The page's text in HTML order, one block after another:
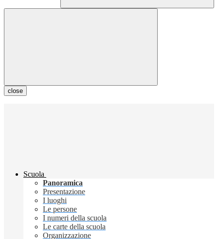
close
Scuola
Panoramica
Presentazione
I luoghi
Le persone
I numeri della scuola
Le carte della scuola
Organizzazione